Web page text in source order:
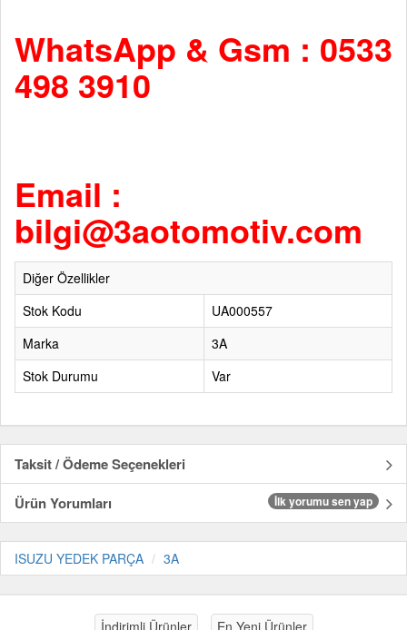
WhatsApp & Gsm : 0533
498 3910
Email :
bilgi@3aotomotiv.com
Diğer Özellikler
Stok Kodu
UA000557
Marka
3A
Stok Durumu
Var
Taksit / Ödeme Seçenekleri
Ürün Yorumları
İlk yorumu sen yap
ISUZU YEDEK PARÇA 3A
İndirimli Ürünler En Yeni Ürünler